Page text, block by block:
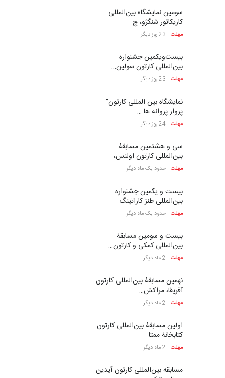
سومین نمایشگاه بین‌المللی
کاریکاتور شنگژو، چ…
مهلت 23 روز دیگر
بیست‌و‌یکمین جشنواره
بین‌المللی کارتون سولین…
مهلت 23 روز دیگر
نمایشگاه بین المللی کارتون”
پرواز پروانه ها …
مهلت 24 روز دیگر
سی و هشتمین مسابقۀ
بین‌المللی کارتون اولنس، …
مهلت حدود یک ماه دیگر
بیست و یکمین جشنواره
بین‌المللی طنز کاراتینگ…
مهلت حدود یک ماه دیگر
بیست و سومین مسابقۀ
بین‌المللی کمکی و کارتون…
مهلت 2 ماه دیگر
نهمین مسابقۀ بین‌المللی کارتون
آفریقا، مراکش…
مهلت 2 ماه دیگر
اولین مسابقۀ بین‌المللی کارتون
کتابخانۀ ممتا…
مهلت 2 ماه دیگر
مسابقه بین‌المللی کارتون آیدین